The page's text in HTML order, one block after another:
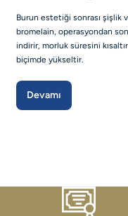
Burun estetiği sonrası şişlik
bromelain, operasyondan
indirir, morluk süresini
biçimde yükseltir.
Devamı